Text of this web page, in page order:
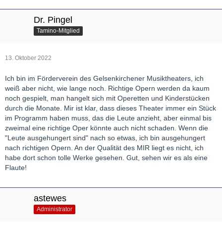
Dr. Pingel
Tamino-Mitglied
13. Oktober 2022
Ich bin im Förderverein des Gelsenkirchener Musiktheaters, ich
weiß aber nicht, wie lange noch. Richtige Opern werden da kaum
noch gespielt, man hangelt sich mit Operetten und Kinderstücken
durch die Monate. Mir ist klar, dass dieses Theater immer ein Stück
im Programm haben muss, das die Leute anzieht, aber einmal bis
zweimal eine richtige Oper könnte auch nicht schaden. Wenn die
"Leute ausgehungert sind" nach so etwas, ich bin ausgehungert
nach richtigen Opern. An der Qualität des MIR liegt es nicht, ich
habe dort schon tolle Werke gesehen. Gut, sehen wir es als eine
Flaute!
astewes
Administrator